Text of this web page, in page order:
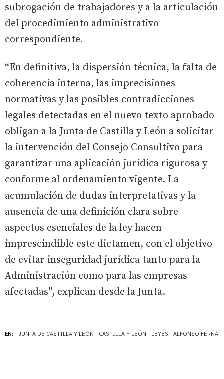
EN: JUNTA DE CASTILLA Y LEÓN CASTILLA Y LEÓN LEYES ALFONSO
subrogación de trabajadores y a la articulación
del procedimiento administrativo
correspondiente.
“En definitiva, la dispersión técnica, la falta de
coherencia interna, las imprecisiones
normativas y las posibles contradicciones
legales detectadas en el nuevo texto aprobado
obligan a la Junta de Castilla y León a solicitar
la intervención del Consejo Consultivo para
garantizar una aplicación jurídica rigurosa y
conforme al ordenamiento vigente. La
acumulación de dudas interpretativas y la
ausencia de una definición clara sobre
aspectos esenciales de la ley hacen
imprescindible este dictamen, con el objetivo
de evitar inseguridad jurídica tanto para la
Administración como para las empresas
afectadas”, explican desde la Junta.